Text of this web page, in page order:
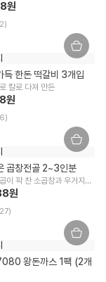
따른 원산지 표시 포
한함)
고사전심의필 유무 및
고를 필함"의 문구
워2차, 712호
상품 수령일로부터 7
교환/반품 신청이 어렵
로 인한 교환/반품 신
오염, 파손, 변질된 경
훼손된 경우 교환/반
되어 상품의 가치가
) 교환/반품 신청이 어
재판매가 불가능한
특가상품
등 포함) 교
쟁해결기준(공정거래
원
)
득 한돈 떡갈비 3개입
칼로 다져 만든
원
)
곱창전골 2~3인분
이 꽉 찬 소곱창과 우거지가
원
)
왕돈까스 1팩 (2개